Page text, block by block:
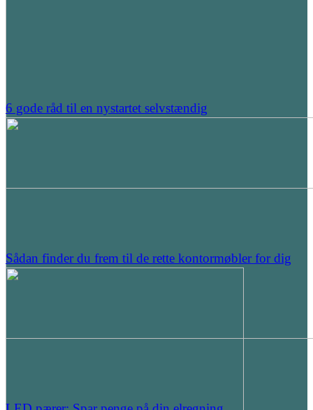
6 gode råd til en nystartet selvstændig
Sådan finder du frem til de rette kontormøbler for dig